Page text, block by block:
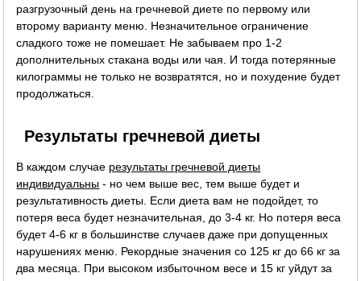
разгрузочный день на гречневой диете по первому или
второму варианту меню. Незначительное ограничение
сладкого тоже не помешает. Не забываем про 1-2
дополнительных стакана воды или чая. И тогда потерянные
килограммы не только не возвратятся, но и похудение будет
продолжаться.
Результаты гречневой диеты
В каждом случае результаты гречневой диеты
индивидуальны - но чем выше вес, тем выше будет и
результативность диеты. Если диета вам не подойдет, то
потеря веса будет незначительная, до 3-4 кг. Но потеря веса
будет 4-6 кг в большинстве случаев даже при допущенных
нарушениях меню. Рекордные значения со 125 кг до 66 кг за
два месяца. При высоком избыточном весе и 15 кг уйдут за